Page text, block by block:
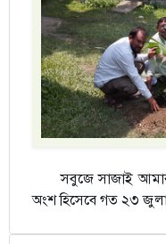
সবুজে সাজাই
অংশ হিসেবে গত ২৩